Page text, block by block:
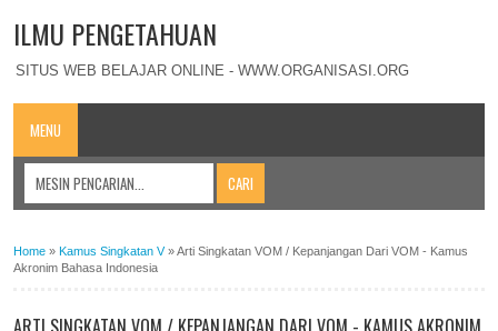
ILMU PENGETAHUAN
SITUS WEB BELAJAR ONLINE - WWW.ORGANISASI.ORG
MENU
Home » Kamus Singkatan V»Arti Singkatan VOM / Kepanjangan Dari VOM - Kamus
Akronim Bahasa Indonesia